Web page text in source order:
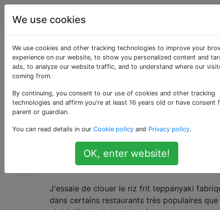
Cuisine
Comment puis-je
améliorer mon riz frit?
25
Je suis un cuisinier amateur avec presque
première fois que je cuisinais seul était les
jours à vivre seul), donc j'étudie très dur
je veux être un grand cuisinier pour le les
vivent avec moi.
J'essaie de clouer le riz frit teppanyaki
dans certains restaurants très populaires
We use cookies
We use cookies and other tracking technologies to improve your
experience on our website, to show you personalized content and
ads, to analyze our website traffic, and to understand where our
coming from.
By continuing, you consent to our use of cookies and other tracking
technologies and affirm you're at least 16 years old or have consent
parent or guardian.
You can read details in our Cookie policy and Privacy policy.
OK, enter website!